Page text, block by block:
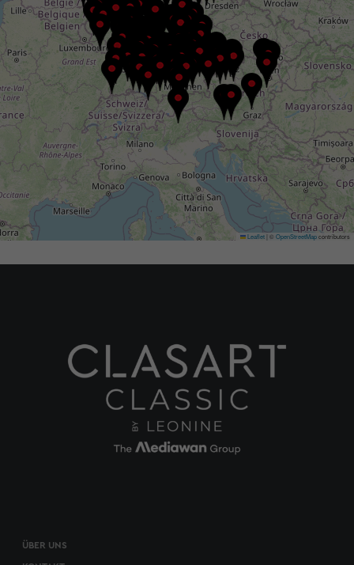
Leaflet © OpenStreetMapcontributors
ÜBER UNS